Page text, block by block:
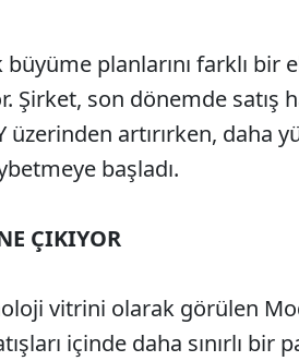
büyüme planlarını farklı bir
son dönemde satış
artırırken, daha
başladı.
ÇIKIYOR
vitrini olarak görülen
içinde daha sınırlı bir